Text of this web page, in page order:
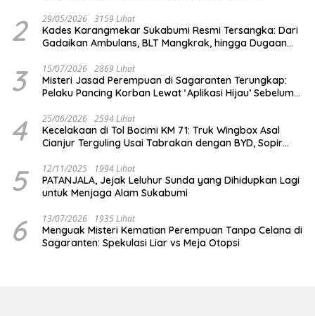
2 29/05/2026 3159 Lihat
Kades Karangmekar Sukabumi Resmi Tersangka: Dari
Gadaikan Ambulans, BLT Mangkrak, hingga Dugaan
3 15/07/2026 2869 Lihat
Misteri Jasad Perempuan di Sagaranten Terungkap:
Pelaku Pancing Korban Lewat ‘Aplikasi Hijau’ Sebelum
4 25/06/2026 2594 Lihat
Kecelakaan di Tol Bocimi KM 71: Truk Wingbox Asal
Cianjur Terguling Usai Tabrakan dengan BYD, Sopir
5 12/11/2025 1994 Lihat
PATANJALA, Jejak Leluhur Sunda yang Dihidupkan Lagi
untuk Menjaga Alam Sukabumi
6 13/07/2026 1935 Lihat
Menguak Misteri Kematian Perempuan Tanpa Celana di
Sagaranten: Spekulasi Liar vs Meja Otopsi